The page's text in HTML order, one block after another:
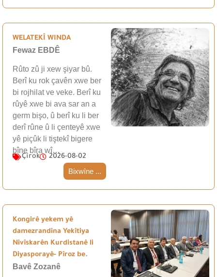
WELATEKÎ WINDA
Fewaz EBDÊ
Rûto zû ji xew şiyar bû.
Berî ku rok çavên xwe ber
bi rojhilat ve veke. Berî ku
rûyê xwe bi ava sar an a
germ bişo, û berî ku li ber
derî rûne û li çenteyê xwe
yê piçûk li tiştekî bigere
bîne bîra wî…
Çîrok 2026-08-02
Bixwîne ...
Kongirê yekem yê
damezrandina Yekîtiya
Nivîskarên Kurdistanê li
Diyasporayê- Pîroz be.
Bavê Zozanê